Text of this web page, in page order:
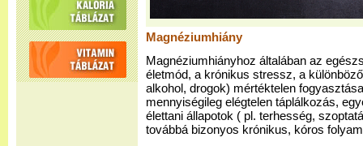
Magnéziumhiány
Magnéziumhiányhoz általában az
életmód, a krónikus stressz, a
alkohol, drogok) mértéktelen
mennyiségileg elégtelen táplálkozás,
élettani állapotok ( pl. terhesség,
továbbá bizonyos krónikus, kóros